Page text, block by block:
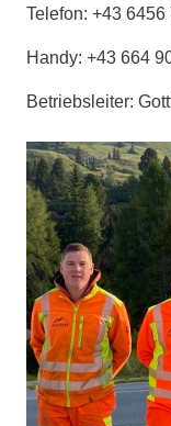
Telefon: +43 6456
Handy: +43 664
Betriebsleiter: